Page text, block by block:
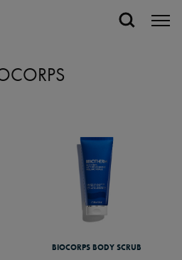
BIOCORPS BODY SCRUB